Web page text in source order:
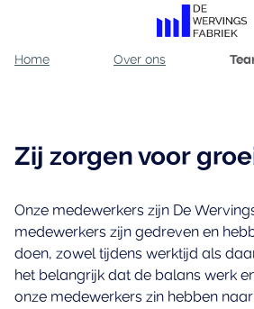
Home Over ons
Zij zorgen voor
Onze medewerkers zijn De
medewerkers zijn gedreven en
doen, zowel tijdens werktijd als
het belangrijk dat de balans werk
onze medewerkers zin hebben